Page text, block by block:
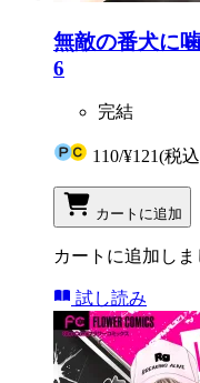
無敵の番犬に
6
完結
110/¥121(税
カートに追加
カートに追加しま
試し読み